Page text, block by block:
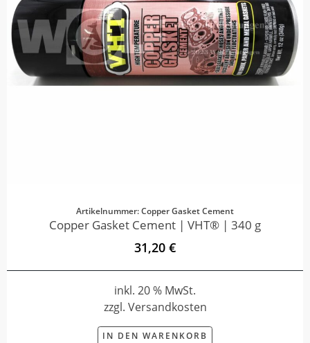
Artikelnummer: Copper Gasket Cement
Copper Gasket Cement | VHT® | 340 g
31,20 €
inkl. 20 % MwSt.
zzgl. Versandkosten
IN DEN WARENKORB